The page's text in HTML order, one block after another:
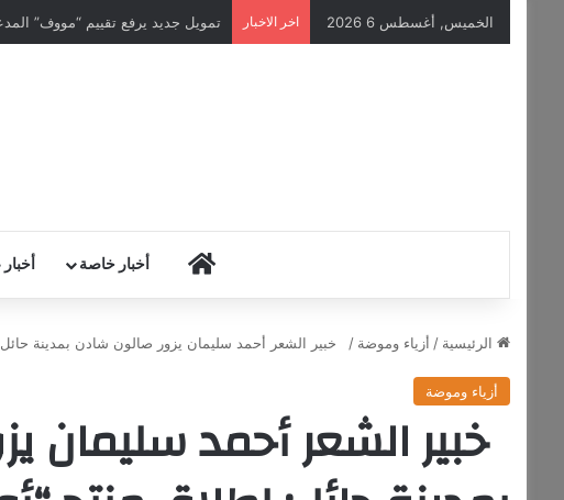
الخميس, أغسطس 6 2026 اخر الاخبار أسهم أوبر تتراجع 3% قبل الافتتاح بسبب توقعات أرباح مخيبة للربع الثالث
أخبار خاصة
الرئيسية / أزياء وموضة / خبير الشعر أحمد سليمان يزور صالون شادن بمدينة
أزياء وموضة
خبير الشعر أحمد سليمان